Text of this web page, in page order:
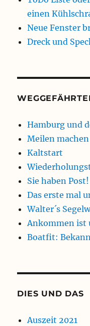
einen
Neue Fenster
Dreck und
Hamburg und
Meilen machen
Kaltstart
Sie haben Post!
Das erste mal
Walter´s
Ankommen ist
Boatfit:
DIES UND DAS
Auszeit 2021